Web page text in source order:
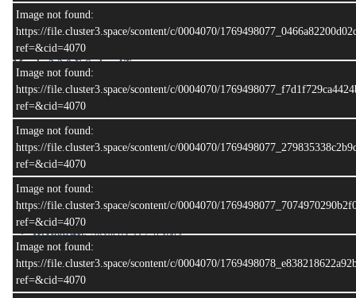
Image not found:
https://file.cluster3.space/scontent/c/0004070/
ref=&cid=4070
Image not found:
https://file.cluster3.space/scontent/c/0004070/
ref=&cid=4070
Image not found:
https://file.cluster3.space/scontent/c/0004070/
ref=&cid=4070
Image not found:
https://file.cluster3.space/scontent/c/0004070/
ref=&cid=4070
Image not found:
https://file.cluster3.space/scontent/c/0004070/
ref=&cid=4070
Mazda 3 2.0 E Sedan AT
• ปีผลิต 2015
•ป้าย : 4กล 6435 กทม.
• เลขไมล์เพียง : 244,xxx กม.
• สี : เทา
รายละเอียดเครื่องยนต์
เครื่องยนต์:Skyactiv-G 2.0 ลิตร
ตัวถัง: 4 ประตูซีดาน
เกียร์อัตโนมัติ 6 จังหวะ Skyactiv-Drive พร้อมโหมด Sport และ
ระบบ i-STOP เพื่อช่วยประหยัดน้ำมัน รองรับน้ำมันสูงสุด E85